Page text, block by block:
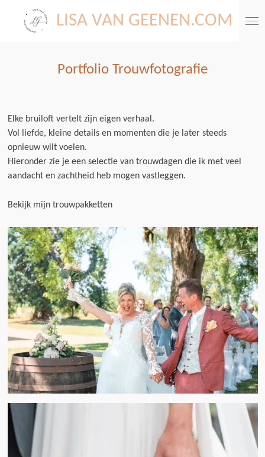
direct
hoofdinhoud
LISA VAN GEENEN.COM
Portfolio Trouwfotografie
Elke bruiloft vertelt zijn eigen verhaal.
Vol liefde, kleine details en momenten die je later steeds
opnieuw wilt voelen.
Hieronder zie je een selectie van trouwdagen die ik met veel
aandacht en zachtheid heb mogen vastleggen.
Bekijk mijn trouwpakketten